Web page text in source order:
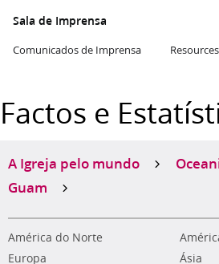
Sala de Imprensa
Comunicados de Imprensa Resources
Factos e
A Igreja pelo mundo
Guam
América do Norte
Europa
Ásia